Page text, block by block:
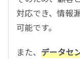
対応でき、情報
可能です。
また、 データセ